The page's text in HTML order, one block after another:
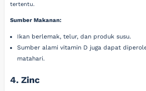
tertentu.
Sumber Makanan:
Ikan berlemak, telur, dan produk susu.
Sumber alami vitamin D juga dapat
matahari.
4. Zinc